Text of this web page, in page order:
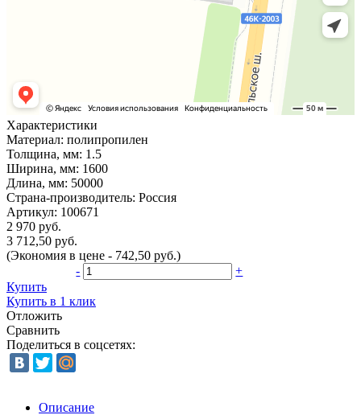
Характеристики
Материал: полипропилен
Толщина, мм: 1.5
Ширина, мм: 1600
Длина, мм: 50000
Страна-производитель: Россия
Артикул: 100671
2 970 руб.
3 712,50 руб.
(Экономия в цене - 742,50 руб.)
-
+
Купить
Купить в 1 клик
Отложить
Сравнить
Поделиться в соцсетях:
Описание